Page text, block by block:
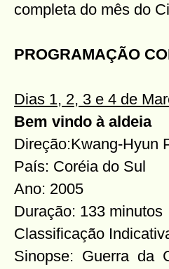
completa do mês do
PROGRAMAÇÃO
Dias 1, 2, 3 e 4 de
Bem vindo à aldeia
Direção:Kwang-Hyun
País: Coréia do Sul
Ano: 2005
Duração: 133 minutos
Classificação
Sinopse: Guerra da